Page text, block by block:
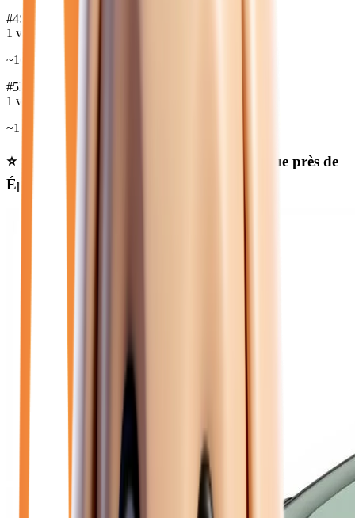
#4SEAT
1 véh.
~16 880
#5HYUNDAI
1 véh.
~14 980
⭐ Nos meilleures offres essence automatique près de
Épernay